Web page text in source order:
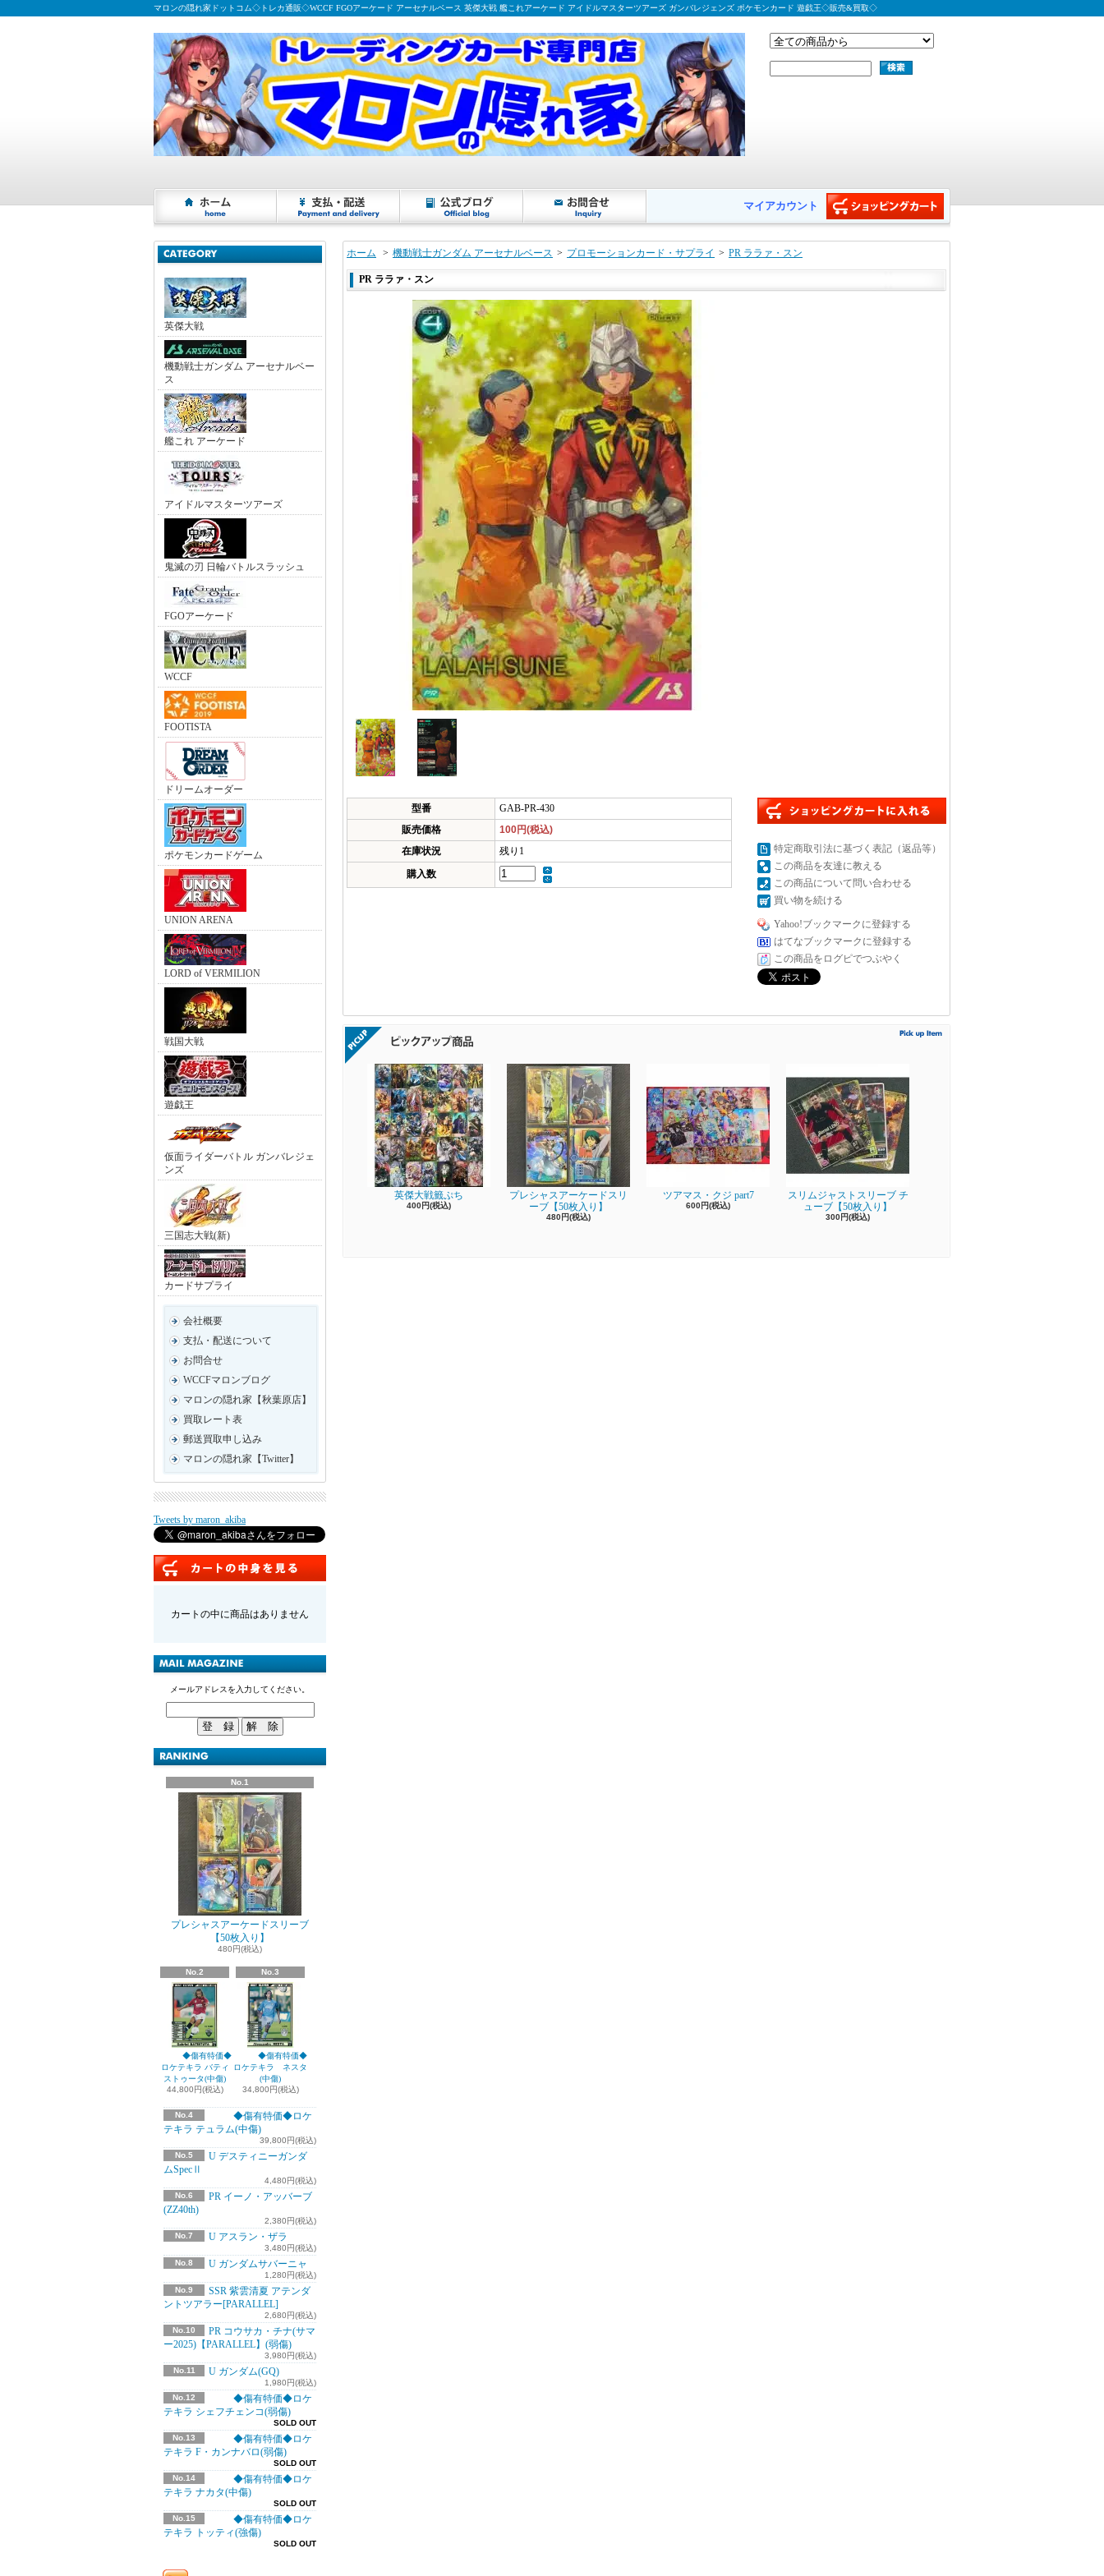
マロンの隠れ家ドットコム◇トレカ通販◇WCCF FGOアーケード アーセナルベース 英傑大戦 艦これアーケード アイドルマスターツアーズ ガンバレジェンズ ポケモンカード 遊戯王◇販売&買取◇
マイアカウント
英傑大戦
機動戦士ガンダム アーセナルベー
ス
艦これ アーケード
アイドルマスターツアーズ
鬼滅の刃 日輪バトルスラッシュ
FGOアーケード
WCCF
FOOTISTA
ドリームオーダー
ポケモンカードゲーム
UNION ARENA
LORD of VERMILION
戦国大戦
遊戯王
仮面ライダーバトル ガンバレジェ
ンズ
三国志大戦(新)
カードサプライ
会社概要
支払・配送について
お問合せ
WCCFマロンブログ
マロンの隠れ家【秋葉原店】
買取レート表
郵送買取申し込み
マロンの隠れ家【Twitter】
Tweets by maron_akiba
カートの中に商品はありません
メールアドレスを入力してください。
No.1
プレシャスアーケードスリーブ
【50枚入り】
480円(税込)
No.2
◆傷有特価◆
ロケテキラ バティ
ストゥータ(中傷)
44,800円(税込)
No.3
◆傷有特価◆
ロケテキラ ネスタ
(中傷)
34,800円(税込)
No.4
◆傷有特価◆ロケ
テキラ テュラム(中傷)
39,800円(税込)
No.5
U デスティニーガンダ
ムSpecⅡ
4,480円(税込)
No.6
PR イーノ・アッバーブ
(ZZ40th)
2,380円(税込)
No.7
U アスラン・ザラ
3,480円(税込)
No.8
U ガンダムサバーニャ
1,280円(税込)
No.9
SSR 紫雲清夏 アテンダ
ントツアラー[PARALLEL]
2,680円(税込)
No.10
PR コウサカ・チナ(サマ
ー2025)【PARALLEL】(弱傷)
3,980円(税込)
No.11
U ガンダム(GQ)
1,980円(税込)
No.12
◆傷有特価◆ロケ
テキラ シェフチェンコ(弱傷)
SOLD OUT
No.13
◆傷有特価◆ロケ
テキラ F・カンナバロ(弱傷)
SOLD OUT
No.14
◆傷有特価◆ロケ
テキラ ナカタ(中傷)
SOLD OUT
No.15
◆傷有特価◆ロケ
テキラ トッティ(強傷)
SOLD OUT
ホーム > 機動戦士ガンダム アーセナルベース > プロモーションカード・サプライ > PR ララァ・スン
PR ララァ・スン
型番
GAB-PR-430
販売価格
100円(税込)
在庫状況
残り1
購入数
特定商取引法に基づく表記（返品等）
この商品を友達に教える
この商品について問い合わせる
買い物を続ける
Yahoo!ブックマークに登録する
はてなブックマークに登録する
この商品をログピでつぶやく
英傑大戦籤ぷち
400円(税込)
プレシャスアーケードスリ
ーブ【50枚入り】
480円(税込)
ツアマス・クジ part7
600円(税込)
スリムジャストスリーブ チ
ューブ【50枚入り】
300円(税込)